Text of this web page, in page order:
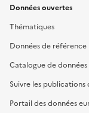
Données ouvertes
Thématiques
Données de référence
Catalogue de données
Suivre les publications
Portail des données